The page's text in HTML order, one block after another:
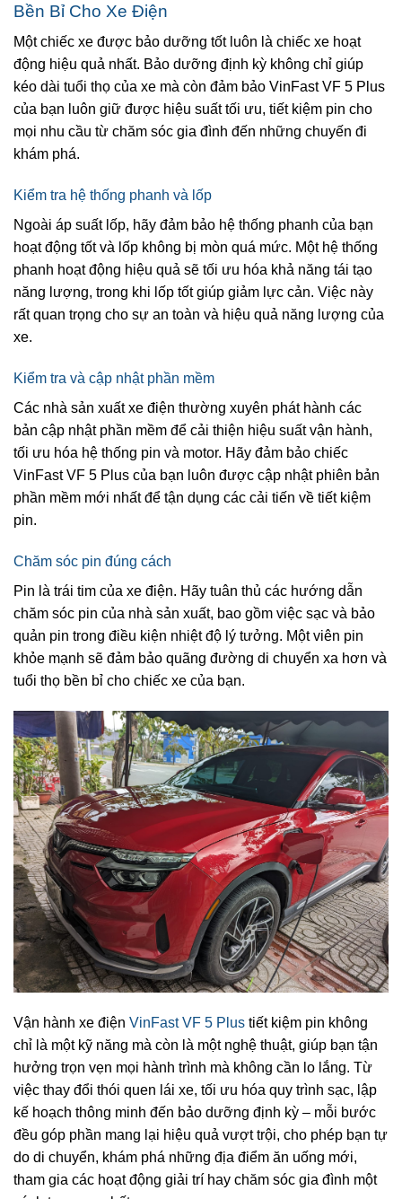
Bền Bỉ Cho Xe Điện
Một chiếc xe được bảo dưỡng tốt luôn là chiếc xe hoạt
động hiệu quả nhất. Bảo dưỡng định kỳ không chỉ giúp
kéo dài tuổi thọ của xe mà còn đảm bảo VinFast VF 5 Plus
của bạn luôn giữ được hiệu suất tối ưu, tiết kiệm pin cho
mọi nhu cầu từ chăm sóc gia đình đến những chuyến đi
khám phá.
Kiểm tra hệ thống phanh và lốp
Ngoài áp suất lốp, hãy đảm bảo hệ thống phanh của bạn
hoạt động tốt và lốp không bị mòn quá mức. Một hệ thống
phanh hoạt động hiệu quả sẽ tối ưu hóa khả năng tái tạo
năng lượng, trong khi lốp tốt giúp giảm lực cản. Việc này
rất quan trọng cho sự an toàn và hiệu quả năng lượng của
xe.
Kiểm tra và cập nhật phần mềm
Các nhà sản xuất xe điện thường xuyên phát hành các
bản cập nhật phần mềm để cải thiện hiệu suất vận hành,
tối ưu hóa hệ thống pin và motor. Hãy đảm bảo chiếc
VinFast VF 5 Plus của bạn luôn được cập nhật phiên bản
phần mềm mới nhất để tận dụng các cải tiến về tiết kiệm
pin.
Chăm sóc pin đúng cách
Pin là trái tim của xe điện. Hãy tuân thủ các hướng dẫn
chăm sóc pin của nhà sản xuất, bao gồm việc sạc và bảo
quản pin trong điều kiện nhiệt độ lý tưởng. Một viên pin
khỏe mạnh sẽ đảm bảo quãng đường di chuyển xa hơn và
tuổi thọ bền bỉ cho chiếc xe của bạn.
Vận hành xe điện VinFast VF 5 Plus tiết kiệm pin không
chỉ là một kỹ năng mà còn là một nghệ thuật, giúp bạn tận
hưởng trọn vẹn mọi hành trình mà không cần lo lắng. Từ
việc thay đổi thói quen lái xe, tối ưu hóa quy trình sạc, lập
kế hoạch thông minh đến bảo dưỡng định kỳ – mỗi bước
đều góp phần mang lại hiệu quả vượt trội, cho phép bạn tự
do di chuyển, khám phá những địa điểm ăn uống mới,
tham gia các hoạt động giải trí hay chăm sóc gia đình một